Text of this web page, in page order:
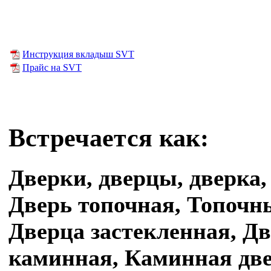
Инструкция вкладыш SVT
Прайс на SVT
Встречается как:
Дверки, дверцы,
Дверь топочная,
Дверца застекленная,
каминная, Каминная